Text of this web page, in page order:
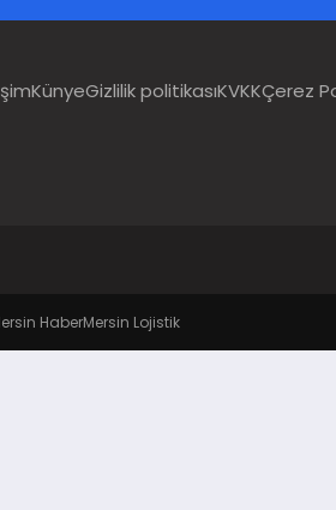
KünyeGizlilik politikasıKVKKÇerez
HaberMersin Lojistik